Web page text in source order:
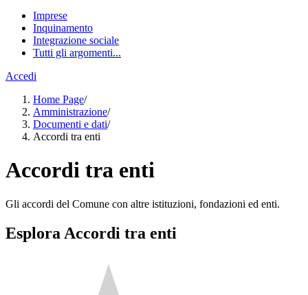
Imprese
Inquinamento
Integrazione sociale
Tutti gli argomenti...
Accedi
Home Page/
Amministrazione/
Documenti e dati/
Accordi tra enti
Accordi tra enti
Gli accordi del Comune con altre istituzioni, fondazioni ed enti.
Esplora Accordi tra enti